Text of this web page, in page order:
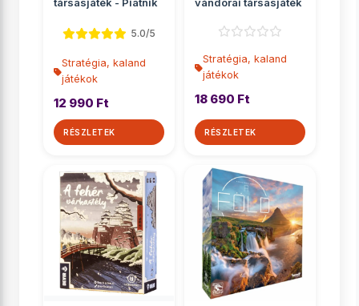
5.0/5
Stratégia, kaland
játékok
12 990 Ft
RÉSZLETEK
Stratégia, kaland
játékok
18 690 Ft
RÉSZLETEK